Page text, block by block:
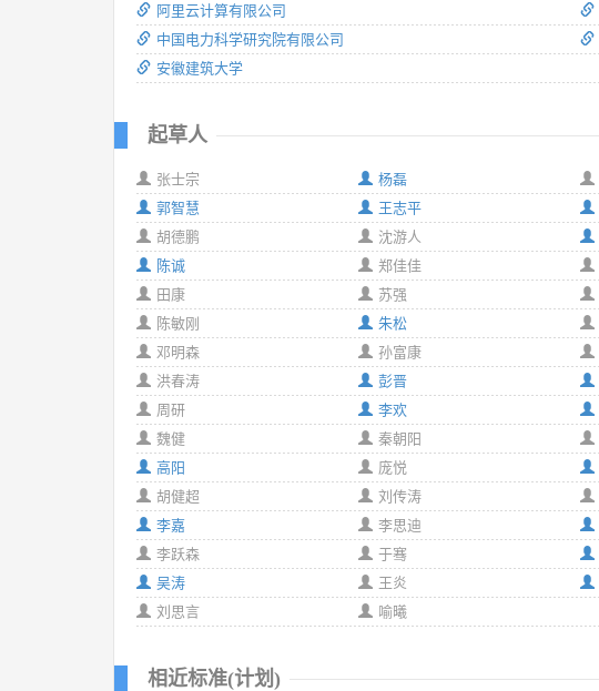
阿里云计算有限公司
中国电力科学研究院有限公司
安徽建筑大学
起草人
张士宗
杨磊
郭智慧
王志平
胡德鹏
沈游人
陈诚
郑佳佳
田康
苏强
陈敏刚
朱松
邓明森
孙富康
洪春涛
彭晋
周研
李欢
魏健
秦朝阳
高阳
庞悦
胡健超
刘传涛
李嘉
李思迪
李跃森
于骞
吴涛
王炎
刘思言
喻曦
相近标准(计划)